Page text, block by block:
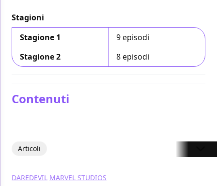
Stagioni
Stagione 1
9 episodi
Stagione 2
8 episodi
Contenuti
Articoli
DAREDEVIL MARVEL STUDIOS